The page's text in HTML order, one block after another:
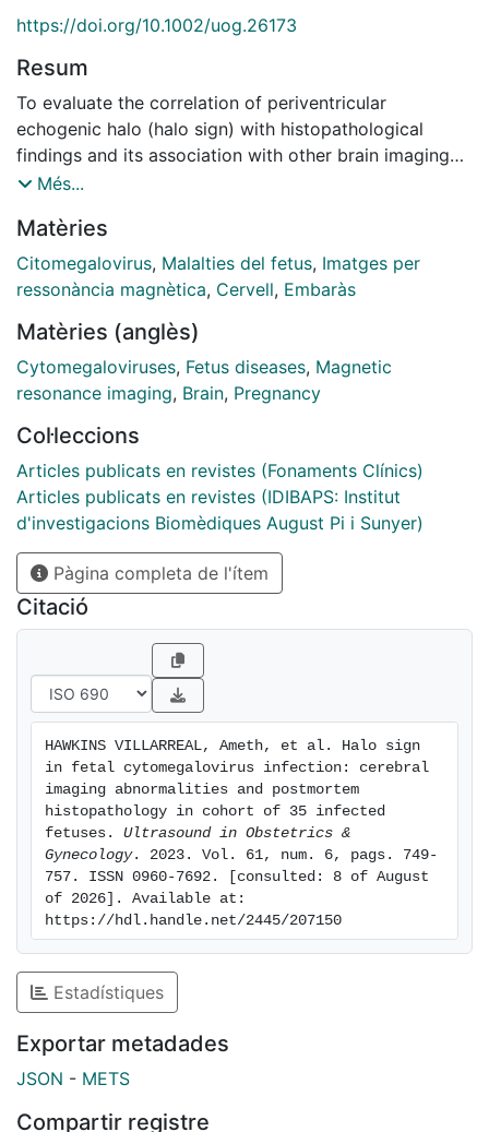
https://doi.org/10.1002/uog.26173
Resum
To evaluate the correlation of periventricular
echogenic halo (halo sign) with histopathological
findings and its association with other brain imaging
abnormalities in fetuses with cytomegalovirus (CMV)
Més...
Matèries
Citomegalovirus, Malalties del fetus, Imatges per
ressonància magnètica, Cervell, Embaràs
Matèries (anglès)
Cytomegaloviruses, Fetus diseases, Magnetic
resonance imaging, Brain, Pregnancy
Col·leccions
Articles publicats en revistes (Fonaments Clínics)
Articles publicats en revistes (IDIBAPS: Institut
d'investigacions Biomèdiques August Pi i Sunyer)
Pàgina completa de l'ítem
Citació
HAWKINS VILLARREAL, Ameth, et al. Halo sign
in fetal cytomegalovirus infection: cerebral
imaging abnormalities and postmortem
histopathology in cohort of 35 infected
fetuses. Ultrasound in Obstetrics &
Gynecology. 2023. Vol. 61, num. 6, pags. 749-
757. ISSN 0960-7692. [consulted: 8 of August
of 2026]. Available at:
https://hdl.handle.net/2445/207150
Estadístiques
Exportar metadades
JSON - METS
Compartir registre